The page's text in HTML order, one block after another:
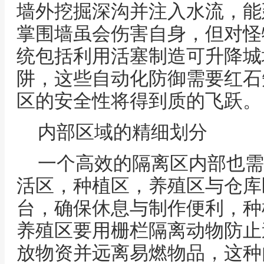
墙外挖掘深沟并注入水流，
掌围墙虽会伤害自身，但对
统包括利用活塞制造可升降
阱，这些自动化防御需要红
区的安全性将得到质的飞跃。
内部区域的精细划分
一个高效的隔离区内部也
活区，种植区，养殖区与仓
台，确保休息与制作便利，
养殖区要用栅栏隔离动物防
放物资并远离易燃物品，这